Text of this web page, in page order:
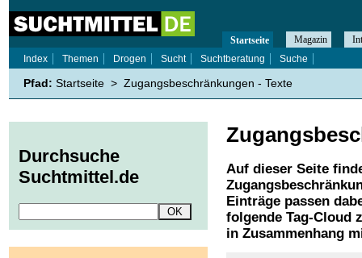
Auf dieser Seite
Einträge passen
folgende Tag-Cloud
in Zusammenhang
Startseite Magazin
Index
Themen Drogen Sucht Suchtberatung Suche
Pfad: Startseite > Zugangsbeschränkungen - Texte
Durchsuche
Suchtmittel.de